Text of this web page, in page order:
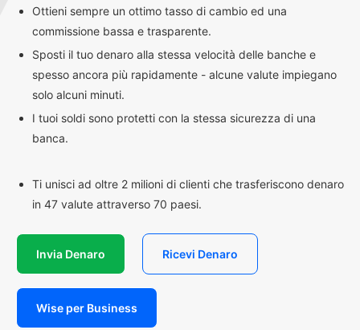
Ottieni sempre un ottimo tasso di cambio ed una
commissione bassa e trasparente.
Sposti il tuo denaro alla stessa velocità delle banche e
spesso ancora più rapidamente - alcune valute impiegano
solo alcuni minuti.
I tuoi soldi sono protetti con la stessa sicurezza di una
banca.
Ti unisci ad oltre 2 milioni di clienti che trasferiscono denaro
in 47 valute attraverso 70 paesi.
Invia Denaro Ricevi Denaro
Wise per Business